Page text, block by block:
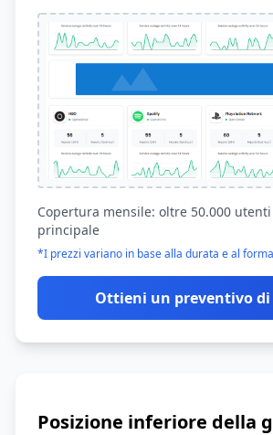
Copertura mensile: oltre 50.000
principale
*I prezzi variano in base alla durata e al
Ottieni un preventivo di
Posizione inferiore della